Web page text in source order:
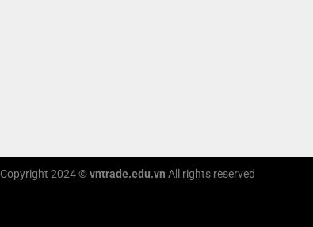
Copyright 2024 ©vntrade.edu.vn All rights reserved